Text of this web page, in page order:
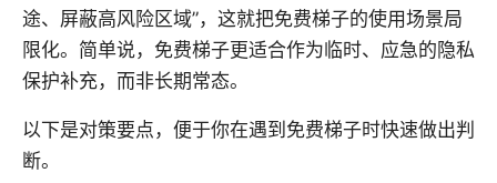
途、屏蔽高风险区域”，这就把免费梯子的使用场景局
限化。简单说，免费梯子更适合作为临时、应急的隐私
保护补充，而非长期常态。
以下是对策要点，便于你在遇到免费梯子时快速做出判
断。